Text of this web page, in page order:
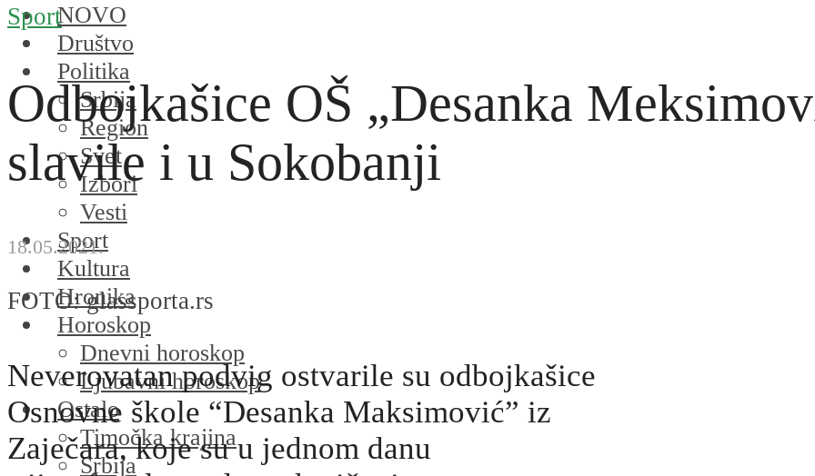
NOVO
Društvo
Politika
Srbija
Region
Svet
Izbori
Vesti
Sport
Kultura
Hronika
Horoskop
Dnevni horoskop
Ljubavni horoskop
Ostalo
Timočka krajina
Srbija
Sport
Odbojkašice OŠ „Desanka
slavile i u Sokobanji
18.05.2021.
FOTO: glassporta.rs
Neverovatan podvig ostvarile su odbojkašice
Osnovne škole “Desanka Maksimović” iz
Zaječara, koje su u jednom danu